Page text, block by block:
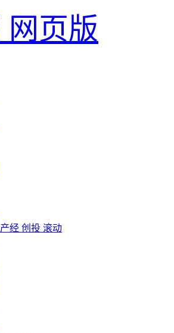
网页版
产经 创投 滚动